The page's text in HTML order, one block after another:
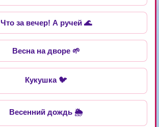
Что за вечер! А ручей 🌊
Весна на дворе 🌱
Кукушка 🐦
Весенний дождь 🌦️